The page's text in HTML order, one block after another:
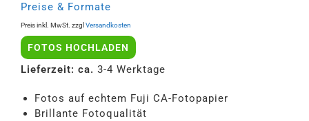
Preise & Formate
Preis inkl. MwSt. zzgl Versandkosten
FOTOS HOCHLADEN
Lieferzeit: ca. 3-4 Werktage
Fotos auf echtem Fuji CA-Fotopapier
Brillante Fotoqualität